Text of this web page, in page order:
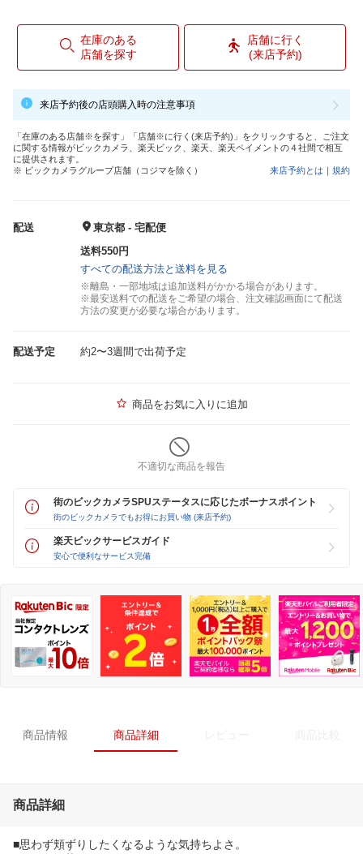
在庫のある
店舗を探す
店舗に行く
(来店予約)
来店予約後の店頭購入時の注意事項
「在庫のある店舗※を探す」「店舗※に行く(来店予約)」をクリックすると、ご注文
に関する情報がビックカメラ、楽天ビック、楽天、楽天ペイメントの４社間で相互
に提供されます。
※ ビックカメラグループ店舗（コジマを除く）
来店予約とは ｜ 規約
配送
東京都 - 宅配便
送料550円
すべての配送方法と送料を見る
※離島・一部地域は追加送料がかかる場合があります。
※最安送料での配送をご希望の場合、注文確認画面にて配送
方法の変更が必要な場合があります。
配送予定 約2〜3週間で出荷予定
商品をお気に入りに追加
不適切な商品を報告
街のビックカメラSPUステータスに応じたボーナスポイント
街のビックカメラでもお得にお買い物 (来店予約)
楽天ビックサービスガイド
安心で便利なサービス完備
商品情報 商品詳細
商品詳細
■思わず頬ずりしたくなるような気持ちよさ。